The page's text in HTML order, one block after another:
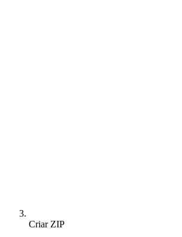
Criar ZIP